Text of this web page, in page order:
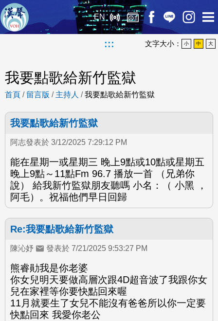
EN
::: 文字大小： 小 中 大
我要點歌給新竹監獄
首頁 / 留言版 / 主持人 /我要點歌給新竹監獄
我要點歌給新竹監獄
阿志發表於 3/12/2025 7:29:12 PM
能在星期一或星期三 晚上9點或10點或星期五
晚上9點～11點Fm 96.7 播放一首 （兄弟你
說） 給我新竹監獄朋友聽嗎 小名：（ 小黑 ，
阿毛）。祝福他們早日回歸
Re:我要點歌給新竹監獄
陳沁妤 發表於 7/21/2025 9:53:27 PM
熊睿勛我是你老婆
你女兒明天要做高層次跟4D超音波了我跟你女
兒在家裡等你要快點回來喔
11月就要生了女兒不能沒有爸爸所以你一定要
快點回來 我愛你老公